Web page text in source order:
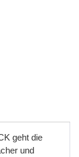
geht die
und